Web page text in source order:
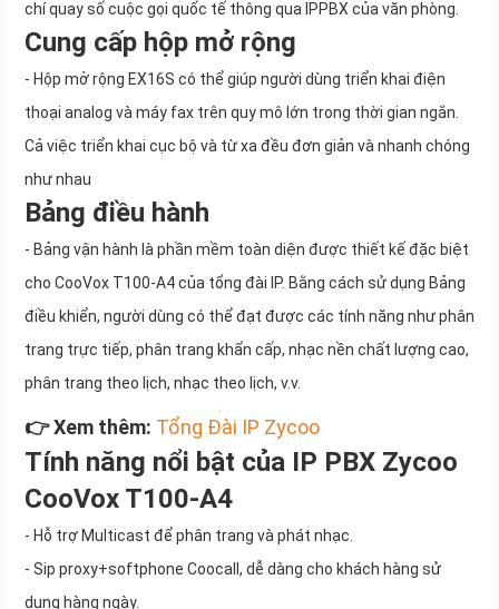
chí quay số cuộc gọi quốc tế thông qua IPPBX của văn phòng.
Cung cấp hộp mở rộng
- Hộp mở rộng EX16S có thể giúp người dùng triển khai điện
thoại analog và máy fax trên quy mô lớn trong thời gian ngắn.
Cả việc triển khai cục bộ và từ xa đều đơn giản và nhanh chóng
như nhau
Bảng điều hành
- Bảng vận hành là phần mềm toàn diện được thiết kế đặc biệt
cho CooVox T100-A4 của tổng đài IP. Bằng cách sử dụng Bảng
điều khiển, người dùng có thể đạt được các tính năng như phân
trang trực tiếp, phân trang khẩn cấp, nhạc nền chất lượng cao,
phân trang theo lịch, nhạc theo lịch, v.v.
👉 Xem thêm: Tổng Đài IP Zycoo
Tính năng nổi bật của IP PBX Zycoo
CooVox T100-A4
- Hỗ trợ Multicast để phân trang và phát nhạc.
- Sip proxy+softphone Coocall, dễ dàng cho khách hàng sử
dụng hàng ngày.